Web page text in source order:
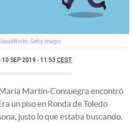
Getty Images
10 SEP 2019 - 11:53 CEST
Martín-Consuegra encontró
un piso en Ronda de Toledo
justo lo que estaba buscando.